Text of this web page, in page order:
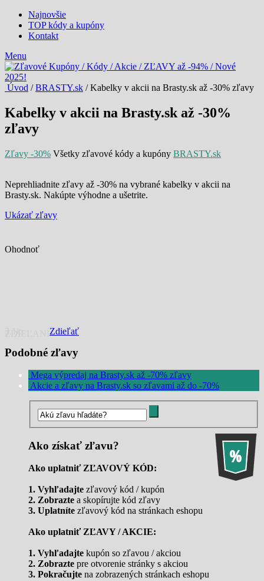
Najnovšie
TOP kódy a kupóny
Kontakt
Menu
Úvod /BRASTY.sk / Kabelky v akcii na Brasty.sk až -30% zľavy
Kabelky v akcii na Brasty.sk až -30%
zľavy
Zľavy -30% Všetky zľavové kódy a kupóny BRASTY.sk
Neprehliadnite zľavy až -30% na vybrané kabelky v akcii na
Brasty.sk. Nakúpte výhodne a ušetrite.
Ukázať zľavy
Ohodnoť
Zdieľať
Podobné zľavy
Mega výpredaj na Brasty.sk až -70% zľavy
Akcie a zľavy na Brasty.sk so zľavami až do -70%
Ako získať zľavu?
Ako uplatniť ZĽAVOVÝ KÓD:
1. Vyhľadajte zľavový kód / kupón
2. Zobrazte a skopírujte kód zľavy
3. Uplatníte zľavový kód na stránkach eshopu
Ako uplatniť ZĽAVY / AKCIE:
1. Vyhľadajte kupón so zľavou / akciou
2. Zobrazte pre otvorenie stránky s akciou
3. Pokračujte na zobrazených stránkach eshopu